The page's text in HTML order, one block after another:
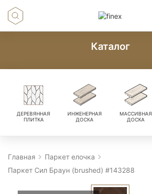
Каталог
ДЕРЕВЯННАЯ
ПЛИТКА
ИНЖЕНЕРНАЯ
ДОСКА
МАССИВНАЯ
ДОСКА
Главная
Паркет елочка
Паркет Сил Браун (brushed) #143288